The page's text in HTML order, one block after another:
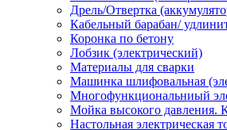
Дрель/Отвертка
Кабельный барабан/
Коронка по бетону
Лобзик (электрический)
Материалы для сварки
Машинка шлифовальная
Многофункциональниый
Мойка высокого давления.
Настольная электрическая